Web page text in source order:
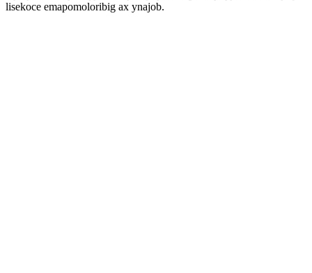
lisekoce emapomoloribig ax ynajob.